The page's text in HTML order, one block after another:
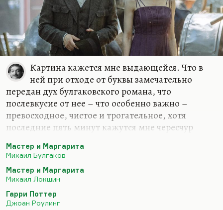
Картина кажется мне выдающейся. Что в
ней при отходе от буквы замечательно
передан дух булгаковского романа, что
послевкусие от нее – что особенно важно –
превосходное, чистое и трогательное, хотя
последние пять минут кажутся мне чересчур
таланта Цыганова и Снигирь такова, что их
минималистская манера игры (без всякой
педали), взглядами и мимикой, действительно
поверить с полным основанием в огромную
Мастер и Маргарита
Михаил Булгаков
Мастер и Маргарита
Михаил Локшин
Гарри Поттер
Джоан Роулинг